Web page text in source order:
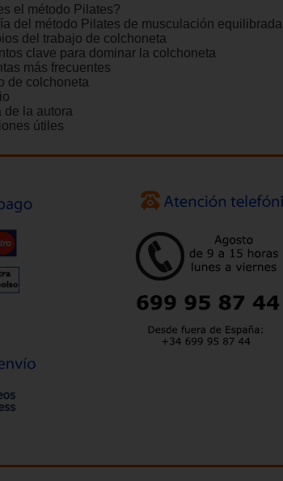
el método Pilates?
del método Pilates de musculación equilibrada
del trabajo de colchoneta
clave para dominar la colchoneta
más frecuentes
de colchoneta
de la autora
útiles